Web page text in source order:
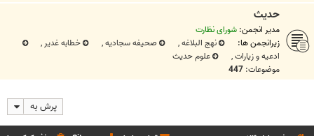
حديث
مدیر انجمن: شورای نظارت
زیرانجمن ها:
نهج البلاغه, صحیفه سجادیه, خطابه غدیر ,
ادعيه و زيارات,
علوم حدیث
موضوعات: 447
پرش به